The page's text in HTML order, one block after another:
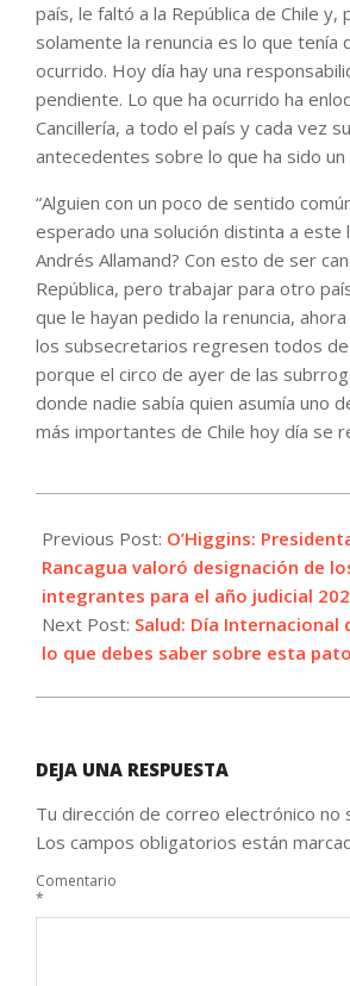
país, le faltó a la República de Chile y,
solamente la renuncia es lo que tenía
ocurrido. Hoy día hay una
pendiente. Lo que ha ocurrido ha
Cancillería, a todo el país y cada vez
antecedentes sobre lo que ha sido un
“Alguien con un poco de sentido
esperado una solución distinta a este
Andrés Allamand? Con esto de ser
República, pero trabajar para otro
que le hayan pedido la renuncia,
los subsecretarios regresen todos de
porque el circo de ayer de las
donde nadie sabía quien asumía uno
más importantes de Chile hoy día se
02-
07
Previous Post: O’Higgins:
Rancagua valoró designación de
integrantes para el año judicial
Next Post: Salud: Día Internacional
lo que debes saber sobre esta
DEJA UNA RESPUESTA
Tu dirección de correo electrónico no
Los campos obligatorios están
Comentario
*